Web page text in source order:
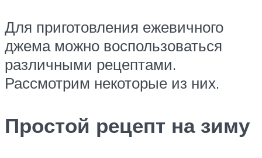
Для приготовления ежевичного
джема можно воспользоваться
различными рецептами.
Рассмотрим некоторые из них.
Простой рецепт на зиму